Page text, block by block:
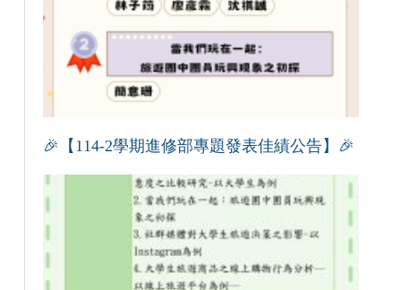
🎉【114-2學期進修部專題發表佳績公告】🎉